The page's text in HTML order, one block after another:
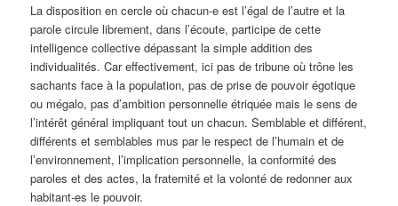
La disposition en cercle où chacun-e est l’égal de l’autre et la
parole circule librement, dans l’écoute, participe de cette
intelligence collective dépassant la simple addition des
individualités. Car effectivement, ici pas de tribune où trône les
sachants face à la population, pas de prise de pouvoir égotique
ou mégalo, pas d’ambition personnelle étriquée mais le sens de
l’intérêt général impliquant tout un chacun. Semblable et différent,
différents et semblables mus par le respect de l’humain et de
l’environnement, l’implication personnelle, la conformité des
paroles et des actes, la fraternité et la volonté de redonner aux
habitant-es le pouvoir.